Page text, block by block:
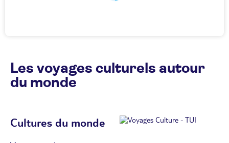
Les voyages culturels autour
du monde
Cultures du monde